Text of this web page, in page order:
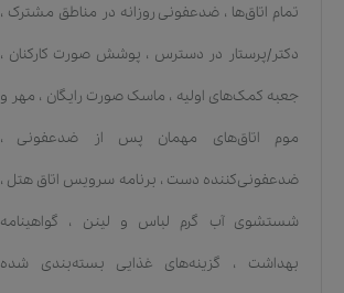
تمام اتاق‌ها ، ضدعفونی روزانه در مناطق مشترک ،
دکتر/پرستار در دسترس ، پوشش صورت کارکنان ،
جعبه کمک‌های اولیه ، ماسک صورت رایگان ، مهر و
موم اتاق‌های مهمان پس از ضدعفونی ،
ضدعفونی‌کننده دست ، برنامه سرویس اتاق هتل ،
شستشوی آب گرم لباس و لینن ، گواهینامه
بهداشت ،
گزینه‌های غذایی بسته‌بندی شده